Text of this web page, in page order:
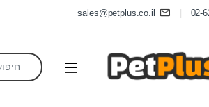
02-
sales@petplus.co.il
Open
Search for: